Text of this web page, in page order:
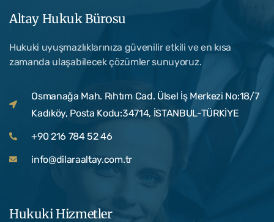
Altay Hukuk Bürosu
Hukuki uyuşmazlıklarınıza güvenilir etkili ve en kısa
zamanda ulaşabilecek çözümler sunuyoruz.
Osmanağa Mah. Rıhtım Cad. Ülsel İş Merkezi No:18/7
Kadıköy, Posta Kodu:34714, İSTANBUL-TÜRKİYE
+90 216 784 52 46
info@dilaraaltay.com.tr
Hukuki Hizmetler